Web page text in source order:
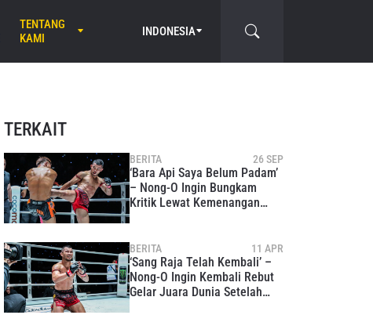
TENTANG
KAMI
INDONESIA
TERKAIT
BERITA 26 SEP
‘Bara Api Saya Belum Padam’
– Nong-O Ingin Bungkam
Kritik Lewat Kemenangan
BERITA 11 APR
‘Sang Raja Telah Kembali’ –
Nong-O Ingin Kembali Rebut
Gelar Juara Dunia Setelah